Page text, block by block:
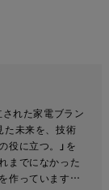
れた家電ブラン
た未来を、技術
役に立つ。」を
までになかった
作っています。